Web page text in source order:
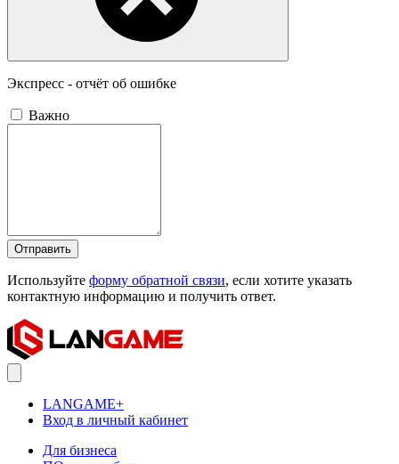
Экспресс - отчёт об ошибке
Важно
Отправить
Используйте форму обратной связи, если хотите указать
контактную информацию и получить ответ.
LANGAME+
Вход в личный кабинет
Для бизнеса